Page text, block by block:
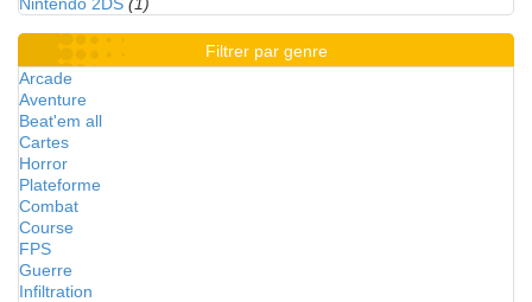
Filtrer par genre
Arcade
Aventure
Beat'em all
Cartes
Horror
Plateforme
Combat
Course
FPS
Guerre
Infiltration